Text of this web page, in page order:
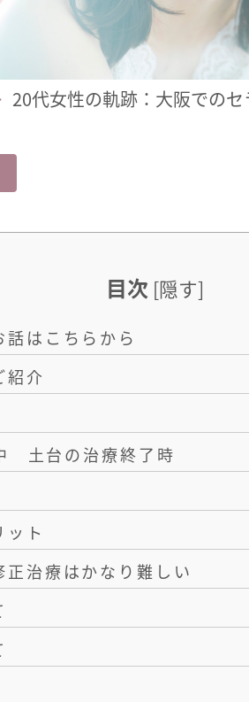
20代女性の軌跡：大阪での
目次 [隠す]
話はこちらから
紹介
土台の治療終了時
ト
正治療はかなり難しい